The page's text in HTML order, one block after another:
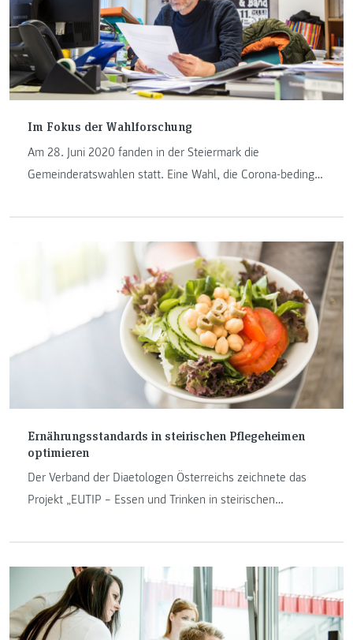
Im Fokus der Wahlforschung
Am 28. Juni 2020 fanden in der Steiermark die
Gemeinderatswahlen statt. Eine Wahl, die Corona-bedingt
Wassermann erklärt die Besonderheiten dieser Wahl.
Ernährungsstandards in steirischen Pflegeheimen
optimieren
Der Verband der Diaetologen Österreichs zeichnete das
Projekt „EUTIP – Essen und Trinken in steirischen
& Forschung“ aus. Für uns ein Anlass, um mit Bianca
Fuchs-Neuhold und Manuela Hatz vom Projektteam über
die wesentlichen Erkenntnisse zu sprechen.